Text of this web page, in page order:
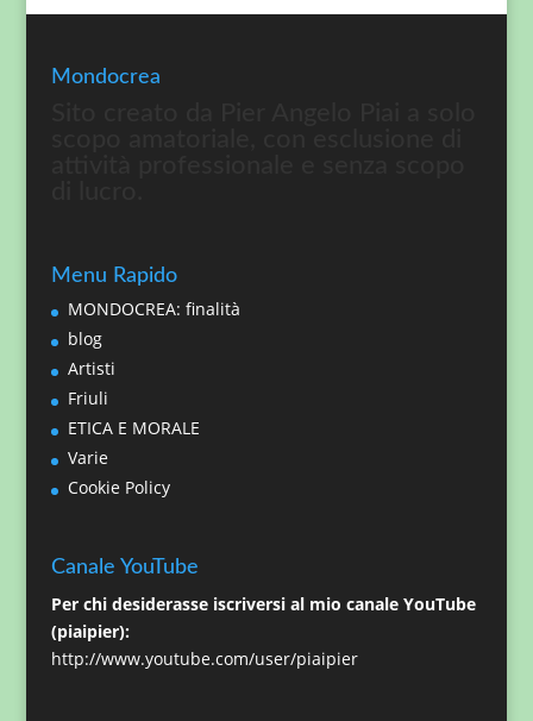
Mondocrea
Menu Rapido
MONDOCREA: finalità
blog
Artisti
Friuli
ETICA E MORALE
Varie
Cookie Policy
Canale YouTube
Per chi desiderasse iscriversi al mio canale YouTube
(piaipier):
http://www.youtube.com/user/piaipier